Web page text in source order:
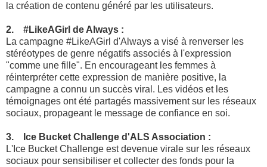
la création de contenu généré par les utilisateurs.
2. #LikeAGirl de Always :
La campagne #LikeAGirl d'Always a visé à renverser les
stéréotypes de genre négatifs associés à l'expression
"comme une fille". En encourageant les femmes à
réinterpréter cette expression de manière positive, la
campagne a connu un succès viral. Les vidéos et les
témoignages ont été partagés massivement sur les réseaux
sociaux, propageant le message de confiance en soi.
3. Ice Bucket Challenge d'ALS Association :
L'Ice Bucket Challenge est devenue virale sur les réseaux
sociaux pour sensibiliser et collecter des fonds pour la